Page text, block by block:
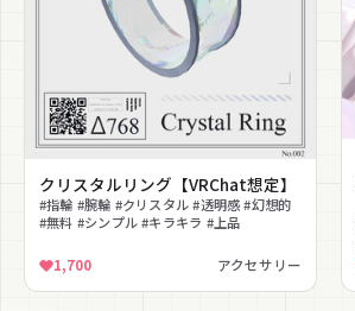
クリスタルリング【VRChat想定】
#指輪 #腕輪 #クリスタル #透明感 #幻想的
#無料 #シンプル #キラキラ #上品
1,700 アクセサリー